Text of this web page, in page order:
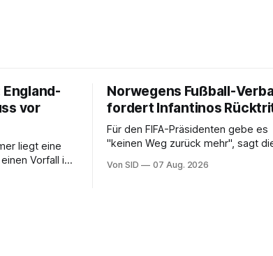
vor
liegt eine
Vorfall in
Norwegens Fußball-
fordert Infantinos
Für den FIFA-Präsidenten gebe es
"keinen Weg zurück mehr", sagt
Von SID 07 Aug. 2026